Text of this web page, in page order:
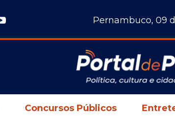
Pernambuco, 09
Concursos Públicos